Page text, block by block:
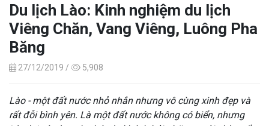
Du lịch Lào: Kinh nghiệm du lịch
Viêng Chăn, Vang Viêng, Luông Pha
Băng
27/12/2019 / 5,908
Lào - một đất nước nhỏ nhắn nhưng vô cùng xinh đẹp và
rất đỗi bình yên. Là một đất nước không có biển, nhưng